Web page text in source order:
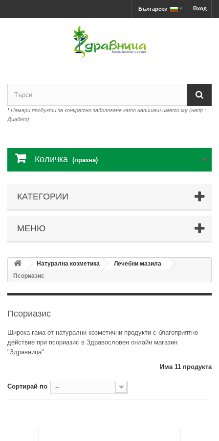
Вход
Български
*Намери продукти за конкретно заболяване като напишеш името му (напр.:
Диабет)
Количка (празна)
КАТЕГОРИИ
МЕНЮ
Натурална козметика
Лечебни мазила
Псориазис
Псориазис
Широка гама от натурални козметични продукти с благоприятно
действие при псориазис в Здравословен онлайн магазин
"Здравница"
Има 11 продукта
Сортирай по --